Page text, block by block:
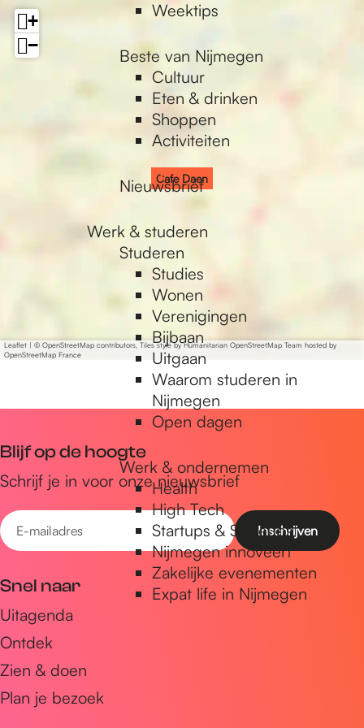
Weektips
Beste van Nijmegen
Cultuur
Eten & drinken
Shoppen
Activiteiten
Nieuwsbrief
Werk & studeren
Studeren
Studies
Wonen
Verenigingen
Bijbaan
Uitgaan
Waarom studeren in
Nijmegen
Open dagen
Werk & ondernemen
Health
High Tech
Startups & Scaleups
Nijmegen innoveert
Zakelijke evenementen
Expat life in Nijmegen
Cafe Daen
+
−
Leaflet | © OpenStreetMap contributors, Tiles style by Humanitarian OpenStreetMap Team hosted by
OpenStreetMap France
Blijf op de hoogte
Schrijf je in voor onze nieuwsbrief
E
-
a
i
l
a
d
Snel naar
Uitagenda
Ontdek
Zien & doen
Plan je bezoek